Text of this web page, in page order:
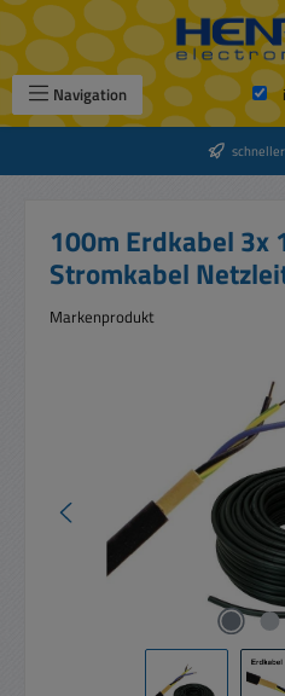
Zum Hauptinhalt springen
Navigation
100m Erdkabel 3x
Stromkabel
Markenprodukt